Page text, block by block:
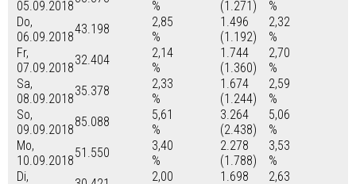
05.09.2018
%
(1.271)
%
Do,
06.09.2018
43.198
2,85
%
1.496
(1.192)
2,32
%
Fr,
07.09.2018
32.404
2,14
%
1.744
(1.360)
2,70
%
Sa,
08.09.2018
35.378
2,33
%
1.674
(1.244)
2,59
%
So,
09.09.2018
85.088
5,61
%
3.264
(2.438)
5,06
%
Mo,
10.09.2018
51.550
3,40
%
2.278
(1.788)
3,53
%
Di,
2,00
1.698
2,63